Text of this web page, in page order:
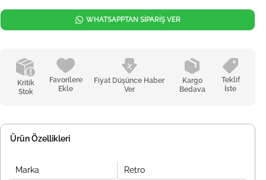
Kritik
Stok
Favorilere
Ekle
Fiyat Düşünce Haber
Ver
Kargo
Bedava
Teklif
İste
WHATSAPPTAN SİPARİŞ VER
Ürün Özellikleri
Marka Retro